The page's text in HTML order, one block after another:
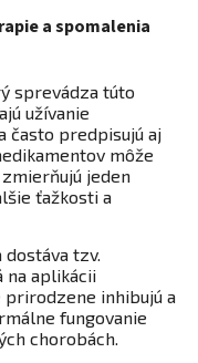
a spomalenia
sprevádza túto
užívanie
často predpisujú aj
môže
jeden
ťažkosti a
tzv.
na aplikácii
inhibujú a
fungovanie
chorobách.